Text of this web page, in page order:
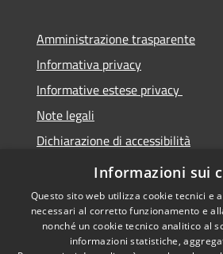
Amministrazione trasparente
Informativa privacy
Informative estese privacy
Note legali
Dichiarazione di accessibilità
Obbiettivi di Accessibilità
Informazioni sui
Questo sito web utilizza cookie tecnici e
necessari al corretto funzionamento e
nonché un cookie tecnico analitico al
informazioni statistiche,